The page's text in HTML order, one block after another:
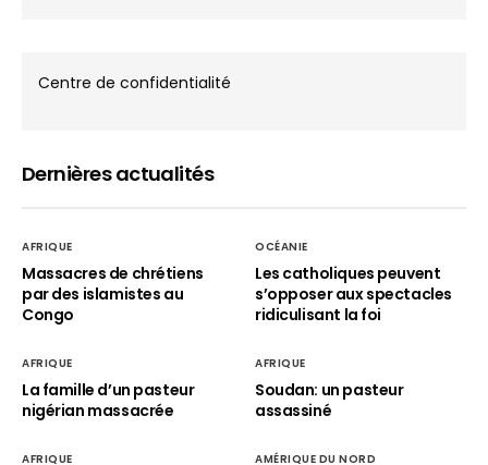
Centre de confidentialité
Dernières actualités
AFRIQUE
Massacres de chrétiens
par des islamistes au
Congo
OCÉANIE
Les catholiques peuvent
s’opposer aux spectacles
ridiculisant la foi
AFRIQUE
La famille d’un pasteur
nigérian massacrée
AFRIQUE
Soudan: un pasteur
assassiné
AFRIQUE AMÉRIQUE DU NORD